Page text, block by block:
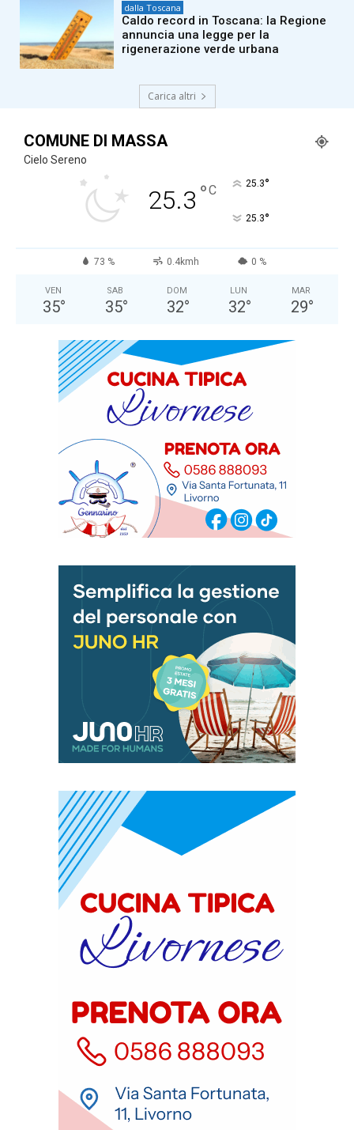
dalla Toscana
Caldo record in Toscana: la Regione
annuncia una legge per la
rigenerazione verde urbana
Carica altri
COMUNE DI MASSA
Cielo Sereno
25.3 °C 25.3°
25.3°
73 % 0.4kmh 0 %
VEN
35°
SAB
35°
DOM
32°
LUN
32°
MAR
29°